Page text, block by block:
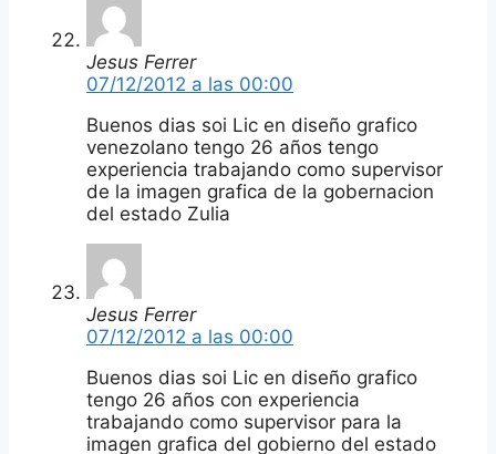
Jesus Ferrer
07/12/2012 a las 00:00
Buenos dias soi Lic en diseño grafico
venezolano tengo 26 años tengo
experiencia trabajando como supervisor
de la imagen grafica de la gobernacion
del estado Zulia
Jesus Ferrer
07/12/2012 a las 00:00
Buenos dias soi Lic en diseño grafico
tengo 26 años con experiencia
trabajando como supervisor para la
imagen grafica del gobierno del estado